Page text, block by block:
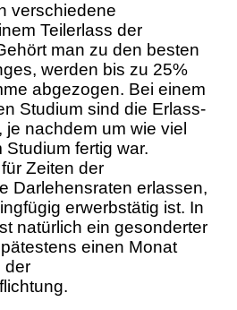
verschiedene
Teilerlass der
man zu den besten
werden bis zu 25%
abgezogen. Bei einem
Studium sind die Erlass-
nachdem um wie viel
fertig war.
Zeiten der
Darlehensraten erlassen,
erwerbstätig ist. In
natürlich ein gesonderter
einen Monat
der